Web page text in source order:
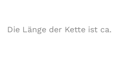
Die Länge der Kette ist